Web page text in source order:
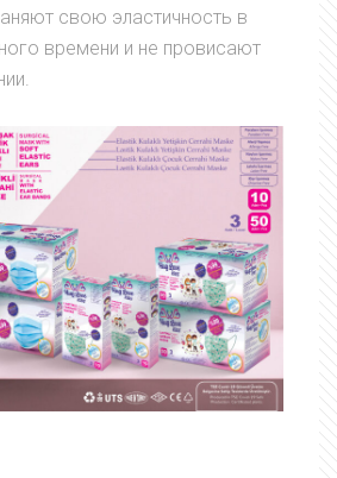
свою эластичность в
времени и не провисают